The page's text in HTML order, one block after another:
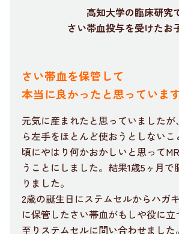
高知大学の臨床研究
さい帯血投与を受けたお
さい帯血を保管して
本当に良かったと思っていま
元気に産まれたと思っていました
ら左手をほとんど使おうとしないこ
頃にやはり何かおかしいと思って
うことにしました。結果1歳5ヶ月
りました。
2歳の誕生日にステムセルからハガ
に保管したさい帯血がもしや役に
至りステムセルに問い合わせまし